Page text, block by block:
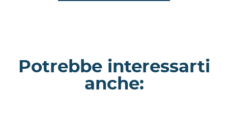
Potrebbe interessarti
anche: